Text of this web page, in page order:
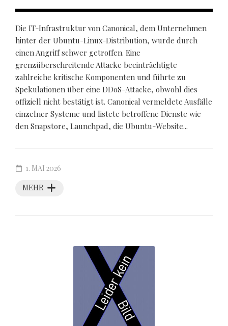
Die IT-Infrastruktur von Canonical, dem Unternehmen
hinter der Ubuntu-Linux-Distribution, wurde durch
einen Angriff schwer getroffen. Eine
grenzüberschreitende Attacke beeinträchtigte
zahlreiche kritische Komponenten und führte zu
Spekulationen über eine DDoS-Attacke, obwohl dies
offiziell nicht bestätigt ist. Canonical vermeldete Ausfälle
einzelner Systeme und listete betroffene Dienste wie
den Snapstore, Launchpad, die Ubuntu-Website...
MEHR
1. MAI 2026